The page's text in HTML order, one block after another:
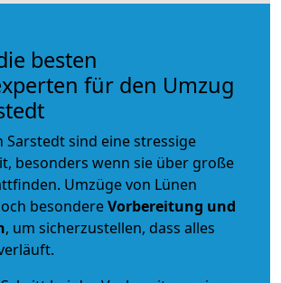
besten
für den Umzug
Sarstedt sind eine stressige
besonders wenn sie über große
Umzüge von Lünen
besondereVorbereitung und
, um sicherzustellen, dass alles